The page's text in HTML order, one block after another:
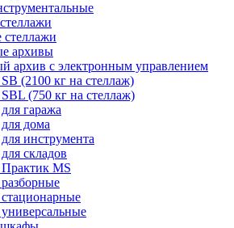
архивы
архив с электронным управлением
(2100 кг на стеллаж)
(750 кг на стеллаж)
гаража
дома
инструмента
складов
MS